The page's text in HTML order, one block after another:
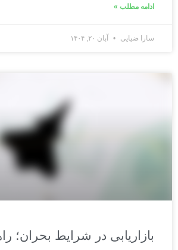
ادامه مطلب »
سارا ضیایی آبان ۲۰, ۱۴۰۴
بازاریابی در شرایط بحران؛